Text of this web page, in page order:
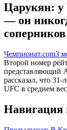
Царукян: у
— он
соперников
Чемпионат.com3
Второй номер
представляющий
рассказал, что
UFC в среднем
Навигация